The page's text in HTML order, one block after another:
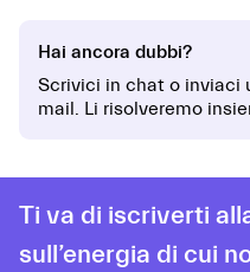
Hai ancora dubbi?
Scrivici in chat o inviaci
mail. Li risolveremo
Ti va di iscriverti
sull’energia di cui